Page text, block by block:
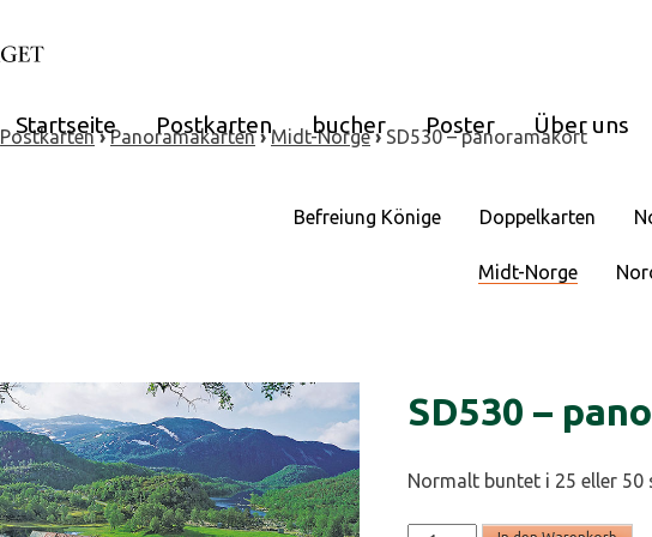
Startseite Postkarten bucher Poster Über uns
Postkarten›Panoramakarten›Midt-Norge› SD530 – panoramakort
Befreiung Könige Doppelkarten
Midt-Norge
SD530 –
Normalt buntet i 25 eller 50